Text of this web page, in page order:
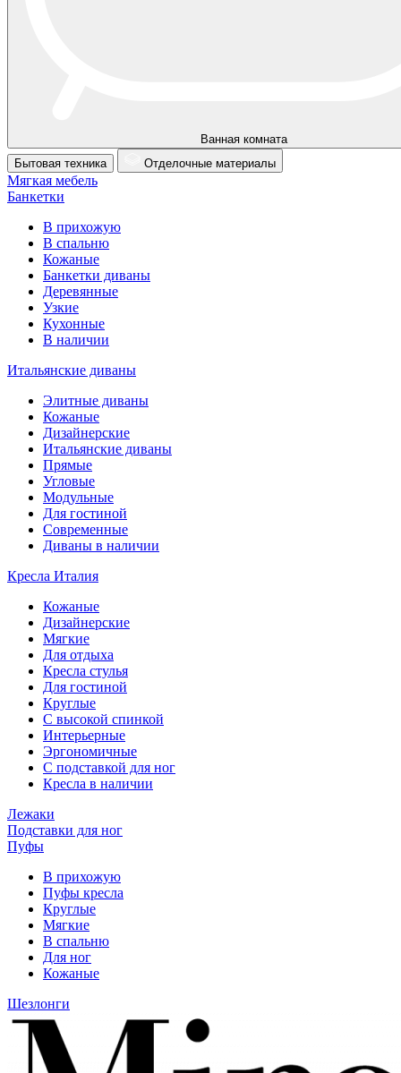
Ванная комната
Бытовая техника
Отделочные материалы
Мягкая мебель
Банкетки
В прихожую
В спальню
Кожаные
Банкетки диваны
Деревянные
Узкие
Кухонные
В наличии
Итальянские диваны
Элитные диваны
Кожаные
Дизайнерские
Итальянские диваны
Прямые
Угловые
Модульные
Для гостиной
Современные
Диваны в наличии
Кресла Италия
Кожаные
Дизайнерские
Мягкие
Для отдыха
Кресла стулья
Для гостиной
Круглые
С высокой спинкой
Интерьерные
Эргономичные
С подставкой для ног
Кресла в наличии
Лежаки
Подставки для ног
Пуфы
В прихожую
Пуфы кресла
Круглые
Мягкие
В спальню
Для ног
Кожаные
Шезлонги